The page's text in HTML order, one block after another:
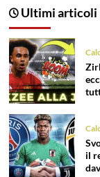
Ultimi articoli
il